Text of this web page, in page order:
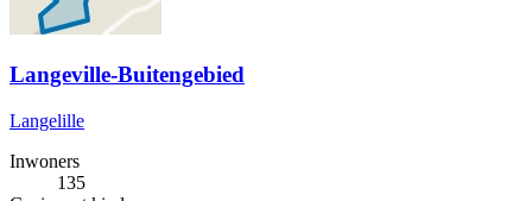
Langeville-Buitengebied
Langelille
Inwoners
135